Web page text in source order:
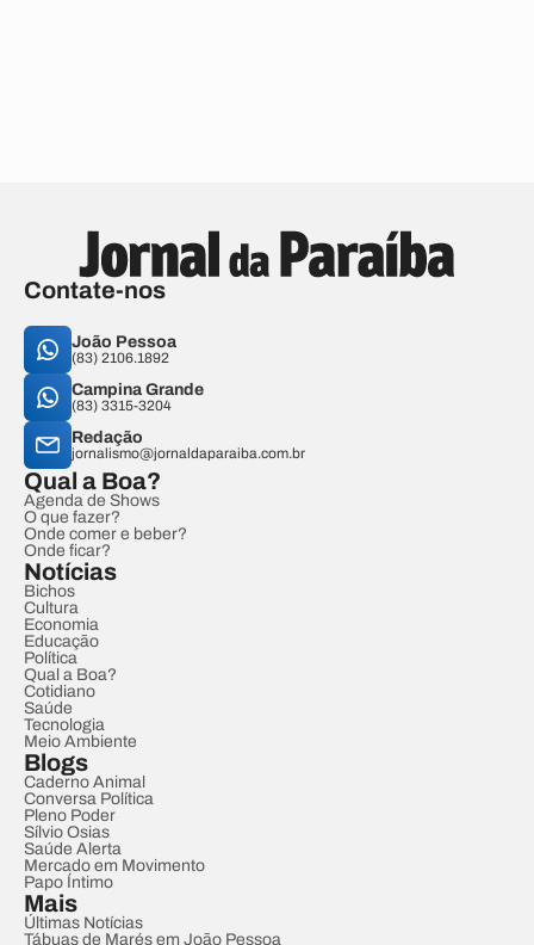
Contate-nos
João Pessoa
(83) 2106.1892
Campina Grande
(83) 3315-3204
Redação
jornalismo@jornaldaparaiba.com.br
Qual a Boa?
Agenda de Shows
O que fazer?
Onde comer e beber?
Onde ficar?
Notícias
Bichos
Cultura
Economia
Educação
Política
Qual a Boa?
Cotidiano
Saúde
Tecnologia
Meio Ambiente
Blogs
Caderno Animal
Conversa Política
Pleno Poder
Sílvio Osias
Saúde Alerta
Mercado em Movimento
Papo Íntimo
Mais
Últimas Notícias
Tábuas de Marés em João Pessoa